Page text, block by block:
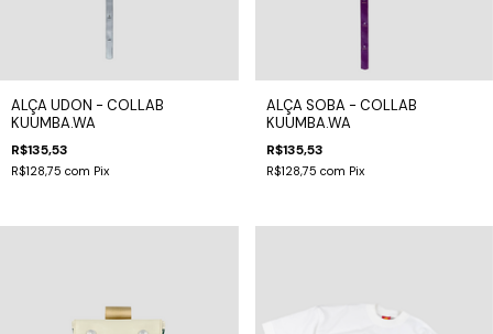
ALÇA UDON - COLLAB
KUUMBA.WA
R$135,53
R$128,75 com Pix
ALÇA SOBA - COLLAB
KUUMBA.WA
R$135,53
R$128,75 com Pix